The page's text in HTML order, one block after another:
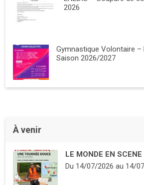
2026
Gymnastique Volontaire –
Saison 2026/2027
À venir
LE MONDE EN SCENE
Du 14/07/2026au 14/